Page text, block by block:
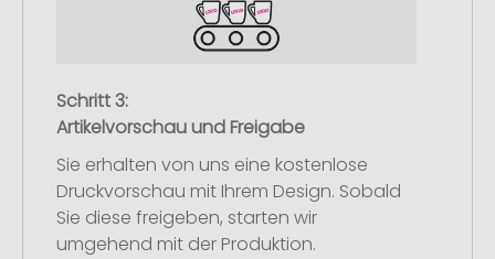
Schritt 3:
Artikelvorschau und Freigabe
Sie erhalten von uns eine kostenlose
Druckvorschau mit Ihrem Design. Sobald
Sie diese freigeben, starten wir
umgehend mit der Produktion.